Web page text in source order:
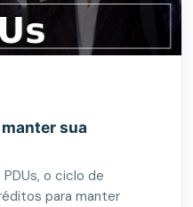
sua
o ciclo de
para manter